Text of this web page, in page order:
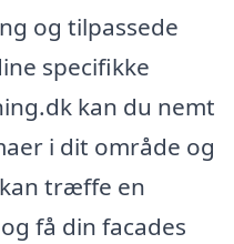
og tilpassede
specifikke
kan du nemt
i dit område og
træffe en
få din facades